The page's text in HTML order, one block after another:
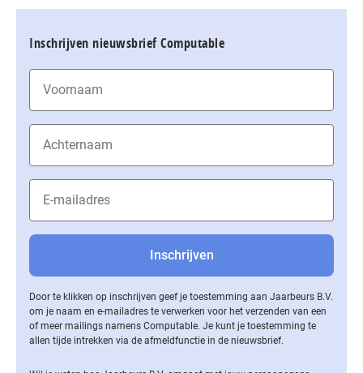
Inschrijven nieuwsbrief Computable
Door te klikken op inschrijven geef je toestemming aan Jaarbeurs B.V.
om je naam en e-mailadres te verwerken voor het verzenden van een
of meer mailings namens Computable. Je kunt je toestemming te
allen tijde intrekken via de af­meld­func­tie in de nieuwsbrief.